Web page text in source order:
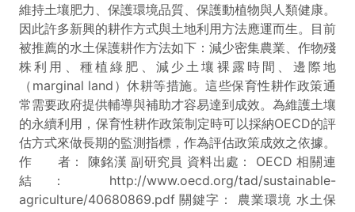
維持土壤肥力、保護環境品質、保護動植物與人類健康。
因此許多新興的耕作方式與土地利用方法應運而生。目前
被推薦的水土保護耕作方法如下：減少密集農業、作物殘
株利用、種植綠肥、減少土壤裸露時間、邊際地
（marginal land）休耕等措施。這些保育性耕作政策通
常需要政府提供輔導與補助才容易達到成效。為維護土壤
的永續利用，保育性耕作政策制定時可以採納OECD的評
估方式來做長期的監測指標，作為評估政策成效之依據。
作 者： 陳銘漢 副研究員 資料出處： OECD 相關連
結： http://www.oecd.org/tad/sustainable-
agriculture/40680869.pdf 關鍵字： 農業環境 水土保